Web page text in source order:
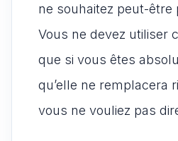
ne souhaitez peut-être
Vous ne devez utiliser
que si vous êtes
qu’elle ne remplacera
vous ne vouliez pas